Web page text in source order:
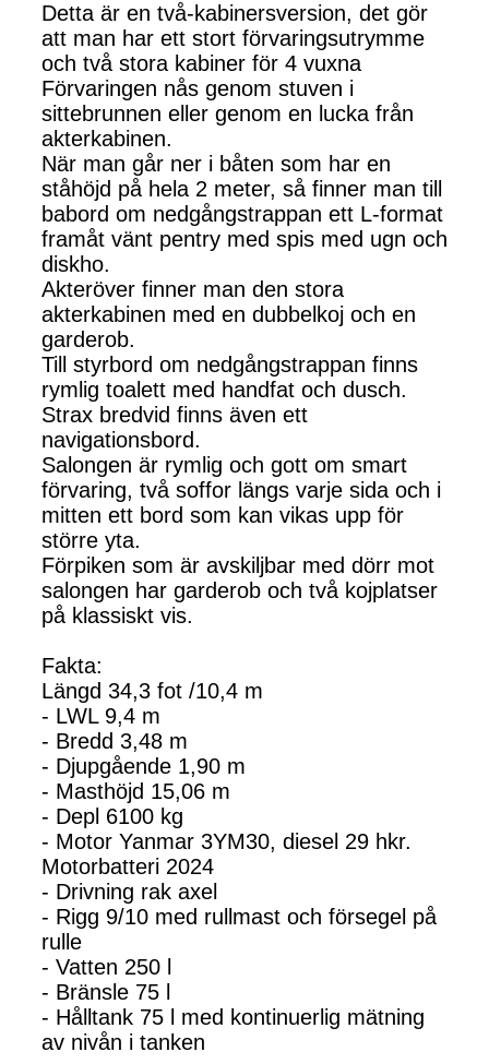
Detta är en två-kabinersversion, det gör
att man har ett stort förvaringsutrymme
och två stora kabiner för 4 vuxna
Förvaringen nås genom stuven i
sittebrunnen eller genom en lucka från
akterkabinen.
När man går ner i båten som har en
ståhöjd på hela 2 meter, så finner man till
babord om nedgångstrappan ett L-format
framåt vänt pentry med spis med ugn och
diskho.
Akteröver finner man den stora
akterkabinen med en dubbelkoj och en
garderob.
Till styrbord om nedgångstrappan finns
rymlig toalett med handfat och dusch.
Strax bredvid finns även ett
navigationsbord.
Salongen är rymlig och gott om smart
förvaring, två soffor längs varje sida och i
mitten ett bord som kan vikas upp för
större yta.
Förpiken som är avskiljbar med dörr mot
salongen har garderob och två kojplatser
på klassiskt vis.
Fakta:
Längd 34,3 fot /10,4 m
- LWL 9,4 m
- Bredd 3,48 m
- Djupgående 1,90 m
- Masthöjd 15,06 m
- Depl 6100 kg
- Motor Yanmar 3YM30, diesel 29 hkr.
Motorbatteri 2024
- Drivning rak axel
- Rigg 9/10 med rullmast och försegel på
rulle
- Vatten 250 l
- Bränsle 75 l
- Hålltank 75 l med kontinuerlig mätning
av nivån i tanken